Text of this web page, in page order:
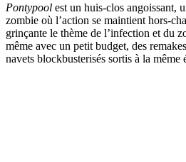
Pontypool est un huis-clos angoissant,
zombie où l’action se maintient hors-
grinçante le thème de l’infection et du
même avec un petit budget, des
navets blockbusterisés sortis à la même